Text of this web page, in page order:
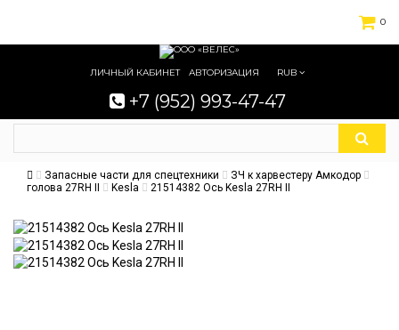
0
ЛИЧНЫЙ КАБИНЕТ АВТОРИЗАЦИЯ RUB
+7 (952) 993-47-47
Запасные части для спецтехники
ЗЧ к харвестеру Амкодор
голова 27RH II
Kesla 21514382 Ось Kesla 27RH II